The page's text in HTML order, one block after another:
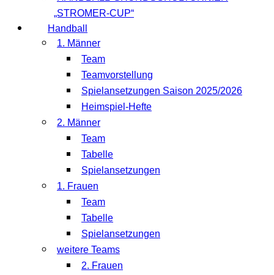
„STROMER-CUP“
Handball
1. Männer
Team
Teamvorstellung
Spielansetzungen Saison 2025/2026
Heimspiel-Hefte
2. Männer
Team
Tabelle
Spielansetzungen
1. Frauen
Team
Tabelle
Spielansetzungen
weitere Teams
2. Frauen